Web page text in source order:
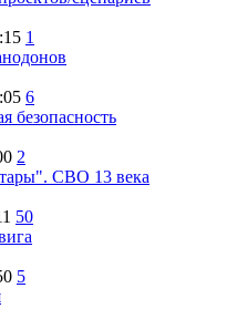
1
6
безопасность
2
СВО 13 века
50
5